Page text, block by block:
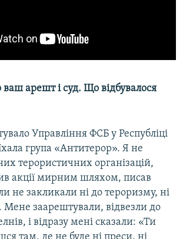
ваш арешт і суд. Що відбувалося
Управління ФСБ у Республіці
група «Антитерор». Я не
терористичних організацій,
акції мирним шляхом, писав
не закликали ні до тероризму, ні
Мене заарештували, відвезли до
і відразу мені сказали: «Ти